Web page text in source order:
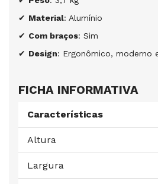
✔ Material: Alumínio
✔ Com braços: Sim
✔ Design: Ergonômico, moderno
FICHA INFORMATIVA
Características
Altura
Largura